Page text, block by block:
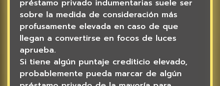
préstamo privado indumentarias suele ser
sobre la medida de consideración más
profusamente elevada en caso de que
llegan a convertirse en focos de luces
aprueba.
Si tiene algún puntaje crediticio elevado,
probablemente pueda marcar de algún